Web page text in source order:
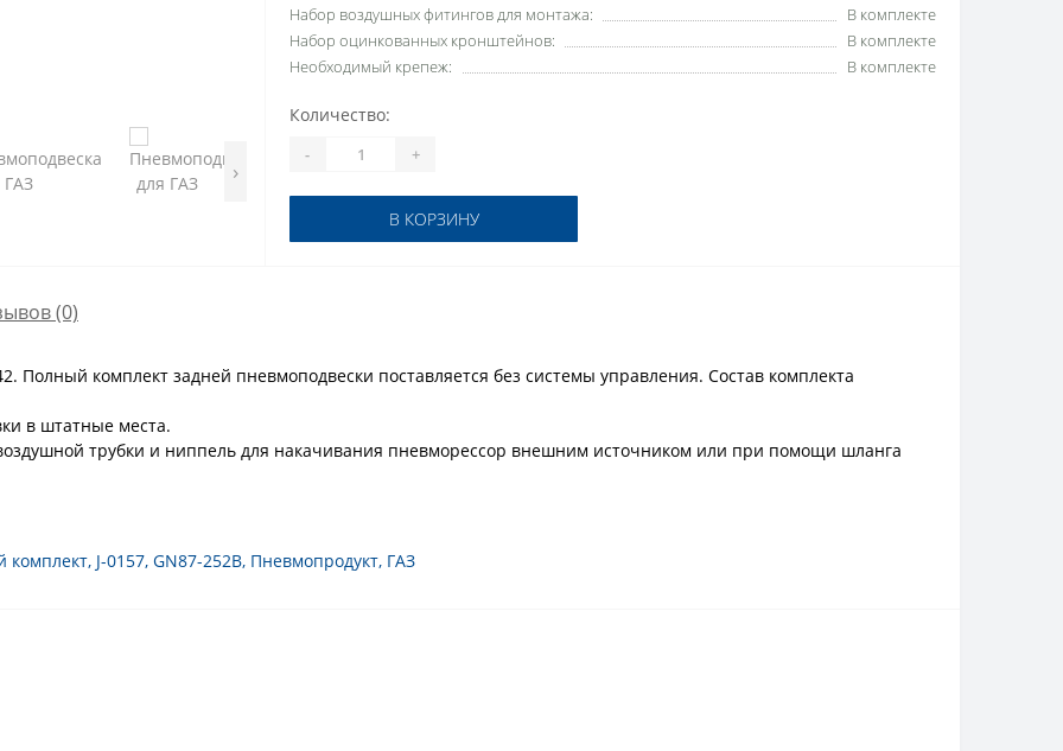
›
Набор воздушных фитингов для монтажа:
В комплекте
Набор оцинкованных кронштейнов:
В комплекте
Необходимый крепеж:
В комплекте
Количество:
- +
В КОРЗИНУ
(0)
Полный комплект задней пневмоподвески поставляется без системы управления. Состав комплекта
в штатные места.
трубки и ниппель для накачивания пневморессор внешним источником или при помощи шланга
комплект, J-0157, GN87-252B, Пневмопродукт, ГАЗ